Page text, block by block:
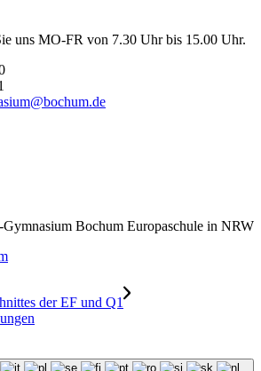
uns MO-FR von 7.30 Uhr bis 15.00 Uhr.
Bochum Europaschule in NRW
der EF und Q1